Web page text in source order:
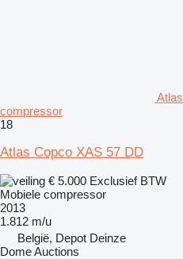
compressor
18
Atlas Copco XAS 57 DD
€ 5.000 Exclusief BTW
Mobiele compressor
2013
1.812 m/u
België, Depot Deinze
Dome Auctions